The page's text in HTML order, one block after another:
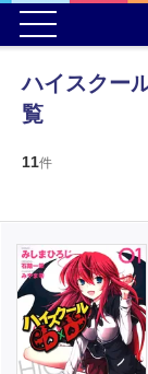
ハイスクー
覧
11件